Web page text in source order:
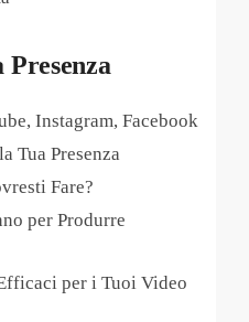
Instagram, Facebook
Tua Presenza
Fare?
per Produrre
per i Tuoi Video